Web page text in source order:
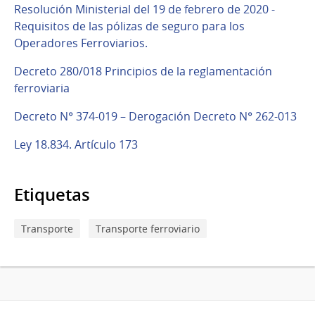
Resolución Ministerial del 19 de febrero de 2020 -
Requisitos de las pólizas de seguro para los
Operadores Ferroviarios.
Decreto 280/018 Principios de la reglamentación
ferroviaria
Decreto N° 374-019 – Derogación Decreto N° 262-013
Ley 18.834. Artículo 173
Etiquetas
Transporte Transporte ferroviario